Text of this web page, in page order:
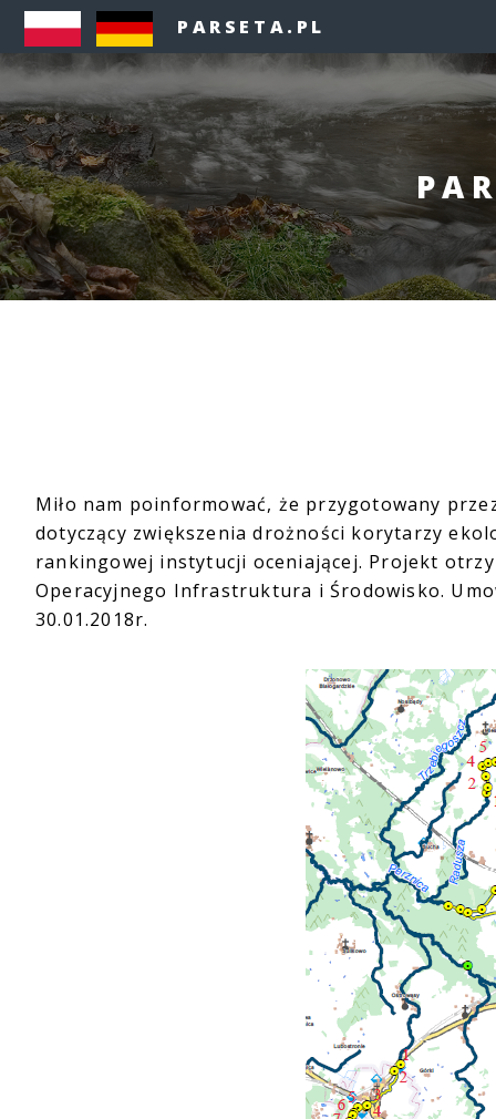
PARSETA.PL
Miło nam poinformować, że przygotowany
dotyczący zwiększenia drożności korytarzy
rankingowej instytucji oceniającej. Projekt
Operacyjnego Infrastruktura i Środowisko.
30.01.2018r.